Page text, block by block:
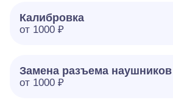
Калибровка
от 1000 ₽
Замена разъема наушников
от 1000 ₽